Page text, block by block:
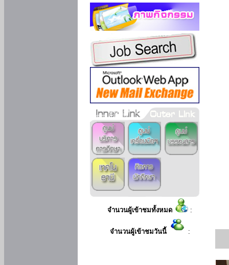
จำนวนผู้เข้าชมทั้งหมด :
จำนวนผู้เข้าชมวันนี้ :